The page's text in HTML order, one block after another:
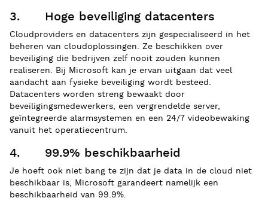
3. Hoge beveiliging datacenters
Cloudproviders en datacenters zijn gespecialiseerd in het
beheren van cloudoplossingen. Ze beschikken over
beveiliging die bedrijven zelf nooit zouden kunnen
realiseren. Bij Microsoft kan je ervan uitgaan dat veel
aandacht aan fysieke beveiliging wordt besteed.
Datacenters worden streng bewaakt door
beveiligingsmedewerkers, een vergrendelde server,
geïntegreerde alarmsystemen en een 24/7 videobewaking
vanuit het operatiecentrum.
4. 99.9% beschikbaarheid
Je hoeft ook niet bang te zijn dat je data in de cloud niet
beschikbaar is, Microsoft garandeert namelijk een
beschikbaarheid van 99.9%.